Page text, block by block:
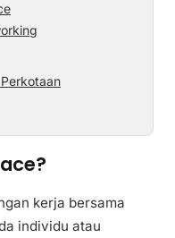
kerja bersama
individu atau